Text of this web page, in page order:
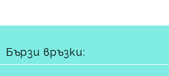
Бързи връзки: